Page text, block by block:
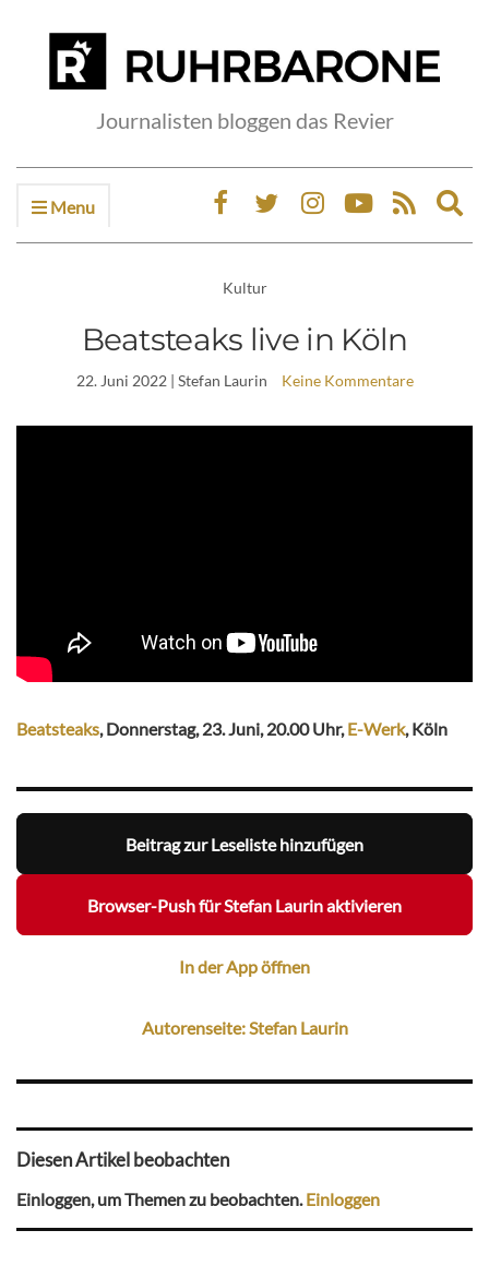
Journalisten bloggen das Revier
Menu
Kultur
Beatsteaks live in Köln
22. Juni 2022| Stefan Laurin Keine Kommentare
Beatsteaks, Donnerstag, 23. Juni, 20.00 Uhr,E-Werk, Köln
Beitrag zur Leseliste hinzufügen
Browser-Push für Stefan Laurin aktivieren
In der App öffnen
Autorenseite: Stefan Laurin
Diesen Artikel beobachten
Einloggen, um Themen zu beobachten. Einloggen